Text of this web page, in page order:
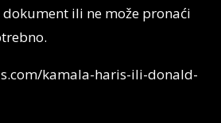
ili ne može pronaći
kamala-haris-ili-donald-